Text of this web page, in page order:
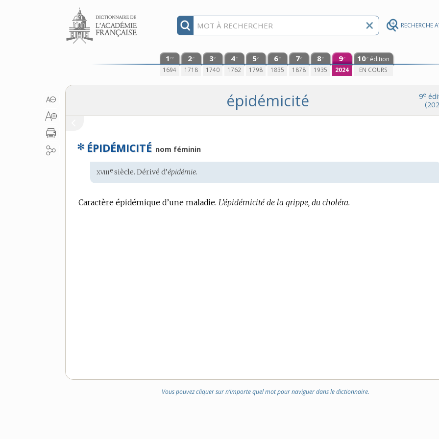
RECHERCHE
Aller au contenu
1 re
1694
2e
1718
3e
1740
4e
1762
5e
1798
6e
1835
7e
1878
8e
1935
9e
2024
10e édition
EN COURS
9e
épidémicité
✻ ÉPIDÉMICITÉ nom féminin
Étymologie
:
xviiie siècle. Dérivé d’épidémie.
Caractère épidémique d’une maladie. L’épidémicité de la grippe, du choléra.
Vous pouvez cliquer sur n’importe quel mot pour naviguer dans le dictionnaire.